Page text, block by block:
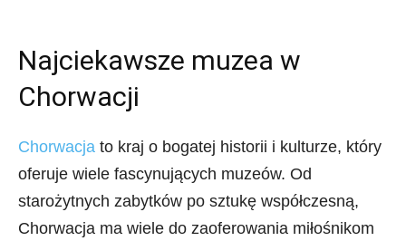
Najciekawsze muzea w
Chorwacji
Chorwacja to kraj o bogatej historii i kulturze, który
oferuje wiele fascynujących muzeów. Od
starożytnych zabytków po sztukę współczesną,
Chorwacja ma wiele do zaoferowania miłośnikom